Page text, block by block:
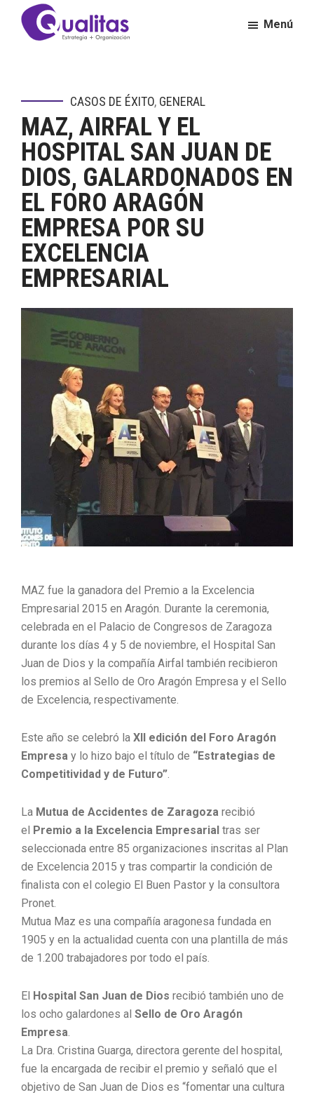
Saltar
contenido
Saltar
y
Excelencia
Empresarial
Menú
CASOS DE ÉXITO, GENERAL
MAZ, AIRFAL Y EL
HOSPITAL SAN JUAN DE
DIOS, GALARDONADOS EN
EL FORO ARAGÓN
EMPRESA POR SU
EXCELENCIA
EMPRESARIAL
MAZ fue la ganadora del Premio a la Excelencia
Empresarial 2015 en Aragón. Durante la ceremonia,
celebrada en el Palacio de Congresos de Zaragoza
durante los días 4 y 5 de noviembre, el Hospital San
Juan de Dios y la compañía Airfal también recibieron
los premios al Sello de Oro Aragón Empresa y el Sello
de Excelencia, respectivamente.
Este año se celebró la XII edición del Foro Aragón
Empresa y lo hizo bajo el título de “Estrategias de
Competitividad y de Futuro”.
La Mutua de Accidentes de Zaragoza recibió
el Premio a la Excelencia Empresarial tras ser
seleccionada entre 85 organizaciones inscritas al Plan
de Excelencia 2015 y tras compartir la condición de
finalista con el colegio El Buen Pastor y la consultora
Pronet.
Mutua Maz es una compañía aragonesa fundada en
1905 y en la actualidad cuenta con una plantilla de más
de 1.200 trabajadores por todo el país.
El Hospital San Juan de Dios recibió también uno de
los ocho galardones al Sello de Oro Aragón
Empresa.
La Dra. Cristina Guarga, directora gerente del hospital,
fue la encargada de recibir el premio y señaló que el
objetivo de San Juan de Dios es “fomentar una cultura